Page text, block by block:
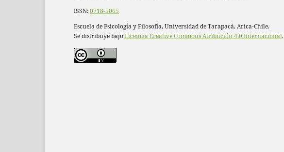
ISSN:0718-5065
Escuela de Psicología y Filosofía, Universidad de Tarapacá, Arica-Chile.
Se distribuye bajoLicencia Creative Commons Atribución 4.0 Internacional.